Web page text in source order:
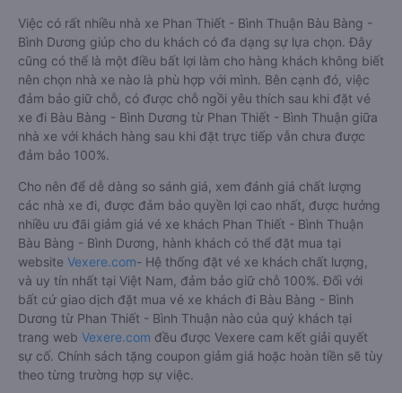
Việc có rất nhiều nhà xe Phan Thiết - Bình Thuận Bàu Bàng -
Bình Dương giúp cho du khách có đa dạng sự lựa chọn. Đây
cũng có thể là một điều bất lợi làm cho hàng khách không biết
nên chọn nhà xe nào là phù hợp với mình. Bên cạnh đó, việc
đảm bảo giữ chỗ, có được chỗ ngồi yêu thích sau khi đặt vé
xe đi Bàu Bàng - Bình Dương từ Phan Thiết - Bình Thuận giữa
nhà xe với khách hàng sau khi đặt trực tiếp vẫn chưa được
đảm bảo 100%.
Cho nên để dễ dàng so sánh giá, xem đánh giá chất lượng
các nhà xe đi, được đảm bảo quyền lợi cao nhất, được hưởng
nhiều ưu đãi giảm giá vé xe khách Phan Thiết - Bình Thuận
Bàu Bàng - Bình Dương, hành khách có thể đặt mua tại
website Vexere.com- Hệ thống đặt vé xe khách chất lượng,
và uy tín nhất tại Việt Nam, đảm bảo giữ chỗ 100%. Đối với
bất cứ giao dịch đặt mua vé xe khách đi Bàu Bàng - Bình
Dương từ Phan Thiết - Bình Thuận nào của quý khách tại
trang web Vexere.com đều được Vexere cam kết giải quyết
sự cố. Chính sách tặng coupon giảm giá hoặc hoàn tiền sẽ tùy
theo từng trường hợp sự việc.